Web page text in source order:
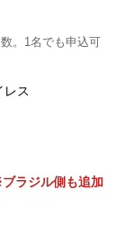
。1名でも申込可
レス
ラジル側も追加